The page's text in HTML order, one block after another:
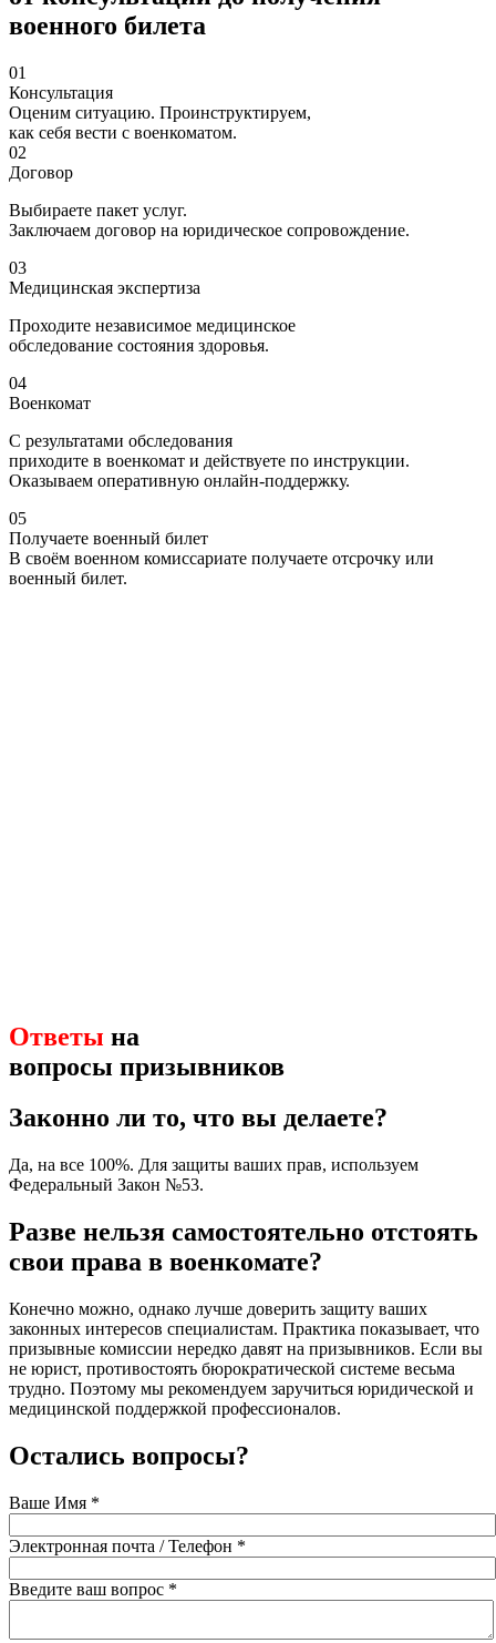
военного билета
01
Консультация
Оценим ситуацию. Проинструктируем,
как себя вести с военкоматом.
02
Договор
Выбираете пакет услуг.
Заключаем договор на юридическое сопровождение.
03
Медицинская экспертиза
Проходите независимое медицинское
обследование состояния здоровья.
04
Военкомат
С результатами обследования
приходите в военкомат и действуете по инструкции.
Оказываем оперативную онлайн-поддержку.
05
Получаете военный билет
В своём военном комиссариате получаете отсрочку или
военный билет.
Ответы на
вопросы призывников
Законно ли то, что вы делаете?
Да, на все 100%. Для защиты ваших прав, используем
Федеральный Закон №53.
Разве нельзя самостоятельно отстоять
свои права в военкомате?
Конечно можно, однако лучше доверить защиту ваших
законных интересов специалистам. Практика показывает, что
призывные комиссии нередко давят на призывников. Если вы
не юрист, противостоять бюрократической системе весьма
трудно. Поэтому мы рекомендуем заручиться юридической и
медицинской поддержкой профессионалов.
Остались вопросы?
Ваше Имя *
Электронная почта / Телефон *
Введите ваш вопрос *